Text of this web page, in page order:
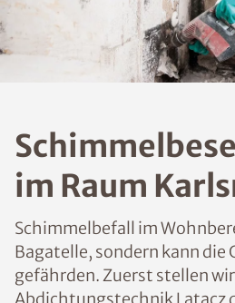
im Raum
Schimmelbefall im
Bagatelle, sondern kann die
gefährden. Zuerst stellen